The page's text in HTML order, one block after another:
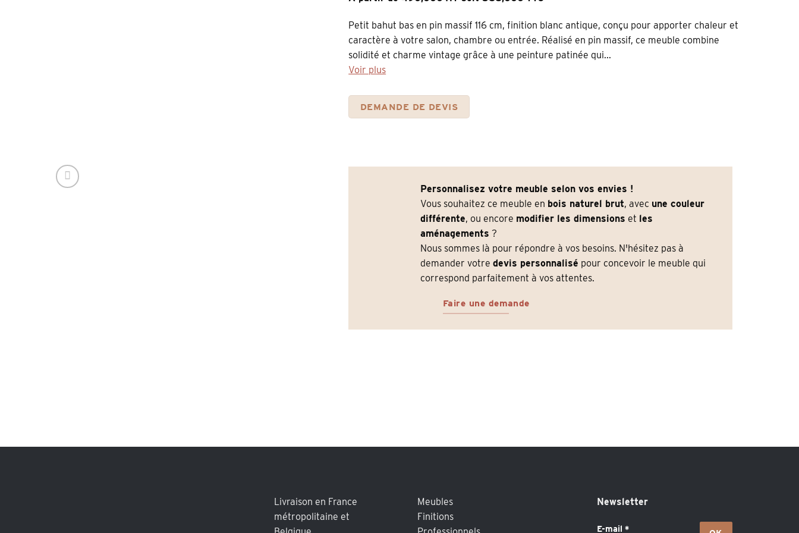
Petit bahut bas en pin massif 116 cm, finition blanc antique, conçu pour apporter chaleur et
caractère à votre salon, chambre ou entrée. Réalisé en pin massif, ce meuble combine
solidité et charme vintage grâce à une peinture patinée qui...
Voir plus
DEMANDE DE DEVIS
Personnalisez votre meuble selon vos envies !
Vous souhaitez ce meuble en bois naturel brut, avec une couleur
différente, ou encore modifier les dimensions et les
aménagements ?
Nous sommes là pour répondre à vos besoins. N'hésitez pas à
demander votredevis personnalisé pour concevoir le meuble qui
correspond parfaitement à vos attentes.
Faire une demande
Livraison en France
métropolitaine et
Meubles
Finitions
Newsletter
E-mail*